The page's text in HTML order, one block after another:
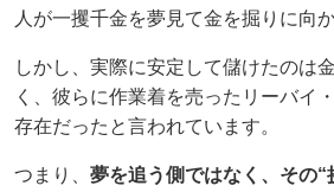
人が一攫千金を夢見て金を掘りに向
しかし、実際に安定して儲けたのは
く、彼らに作業着を売ったリーバイ
存在だったと言われています。
つまり、 夢を追う側ではなく、その“